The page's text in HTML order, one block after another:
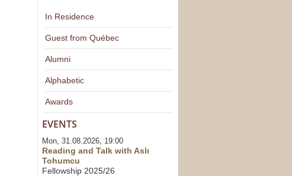
In Residence
Guest from Québec
Alumni
Alphabetic
Awards
EVENTS
Mon, 31.08.2026, 19:00
Reading and Talk with Aslı
Tohumcu
Fellowship 2025/26